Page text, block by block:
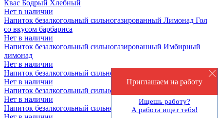
Квас Бодрый Хлебный
Нет в наличии
Напиток безалкогольный сильногазированный Лимонад Гол
со вкусом барбариса
Нет в наличии
Напиток безалкогольный сильногазированный Имбирный
лимонад
Нет в наличии
Напиток безалкогольный сильногазированный Мохито
Нет в наличии
Напиток безалкогольный сильногазированный «Лимонад»
Нет в наличии
Напиток безалкогольный сильногазированный Тархун
Приглашаем на работу
Ищешь работу?
А работа ищет тебя!